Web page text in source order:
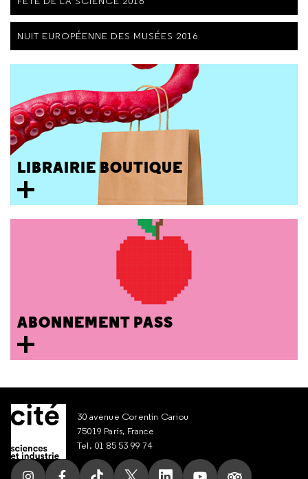
NUIT EUROPÉENNE DES MUSÉES 2016
LIBRAIRIE BOUTIQUE
ABONNEMENT PASS
30 avenue Corentin Cariou
75019 Paris, France
Tel. 01 85 53 99 74